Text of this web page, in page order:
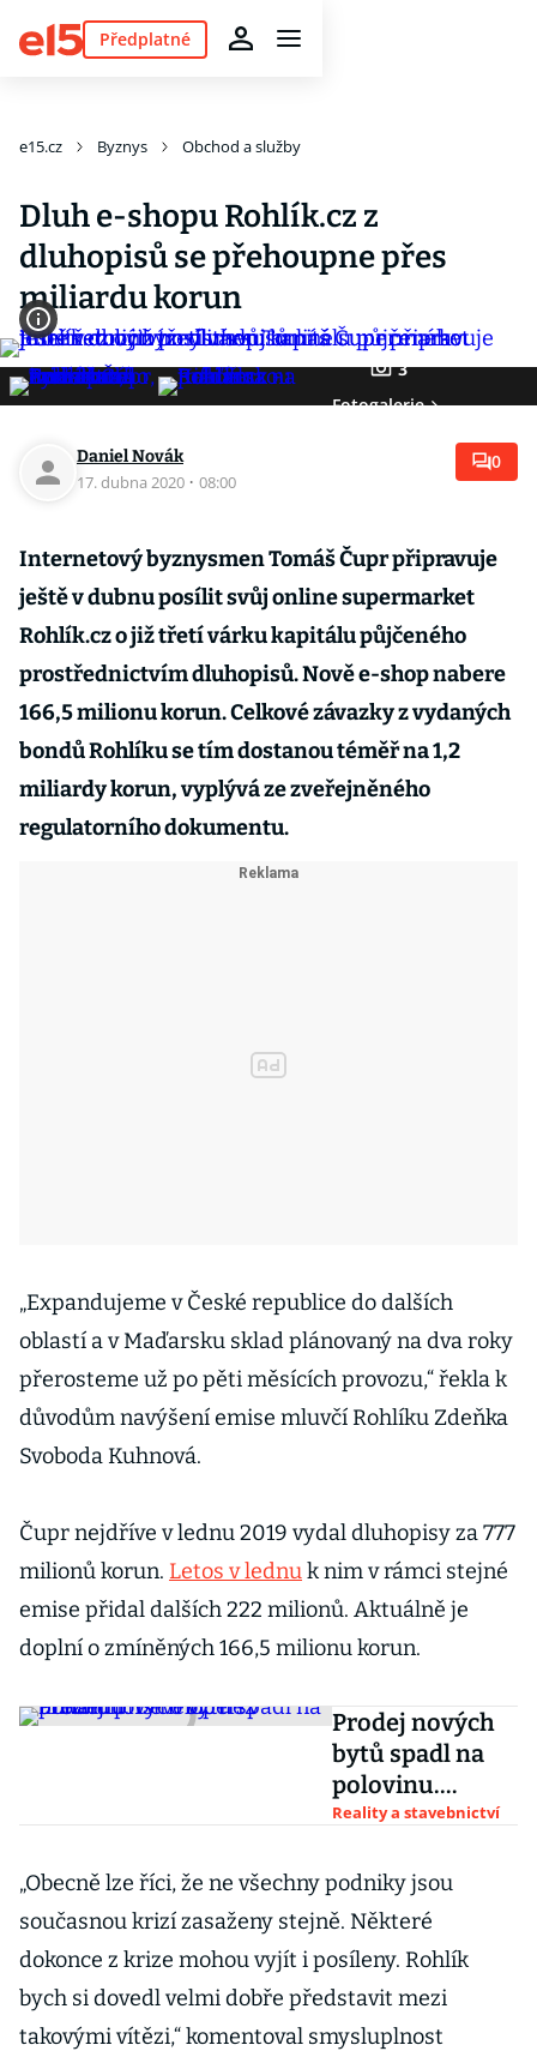
Předplatné
e15.cz Byznys Obchod a služby
Dluh e-shopu Rohlík.cz z
dluhopisů se přehoupne přes
miliardu korun
3
Fotogalerie
Daniel Novák
17. dubna 2020 · 08:00
0
Internetový byznysmen Tomáš Čupr připravuje
ještě v dubnu posílit svůj online supermarket
Rohlík.cz o již třetí várku kapitálu půjčeného
prostřednictvím dluhopisů. Nově e-shop nabere
166,5 milionu korun. Celkové závazky z vydaných
bondů Rohlíku se tím dostanou téměř na 1,2
miliardy korun, vyplývá ze zveřejněného
regulatorního dokumentu.
„Expandujeme v České republice do dalších
oblastí a v Maďarsku sklad plánovaný na dva roky
přerosteme už po pěti měsících provozu,“ řekla k
důvodům navýšení emise mluvčí Rohlíku Zdeňka
Svoboda Kuhnová.
Čupr nejdříve v lednu 2019 vydal dluhopisy za 777
milionů korun. Letos v lednuk nim v rámci stejné
emise přidal dalších 222 milionů. Aktuálně je
doplní o zmíněných 166,5 milionu korun.
Prodej nových
bytů spadl na
polovinu.
Developeři v
víc než miliardu
Reality a stavebnictví
„Obecně lze říci, že ne všechny podniky jsou
současnou krizí zasaženy stejně. Některé
dokonce z krize mohou vyjít i posíleny. Rohlík
bych si dovedl velmi dobře představit mezi
takovými vítězi,“ komentoval smysluplnost